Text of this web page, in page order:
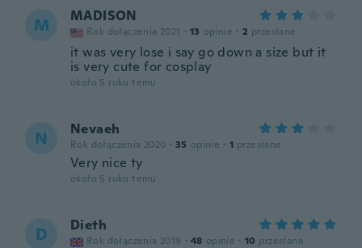
M MADISON
Rok dołączenia 2021 · 13 opinie · 2 przesłane
it was very lose i say go down a size but it
is very cute for cosplay
około 5 roku temu
N Nevaeh
Rok dołączenia 2020 · 35 opinie · 1 przesłane
Very nice ty
około 5 roku temu
D Dieth
Rok dołączenia 2019 · 48 opinie · 10 przesłane